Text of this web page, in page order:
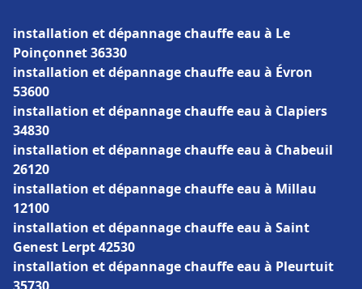
installation et dépannage chauffe eau à Le
Poinçonnet 36330
installation et dépannage chauffe eau à Évron
53600
installation et dépannage chauffe eau à Clapiers
34830
installation et dépannage chauffe eau à Chabeuil
26120
installation et dépannage chauffe eau à Millau
12100
installation et dépannage chauffe eau à Saint
Genest Lerpt 42530
installation et dépannage chauffe eau à Pleurtuit